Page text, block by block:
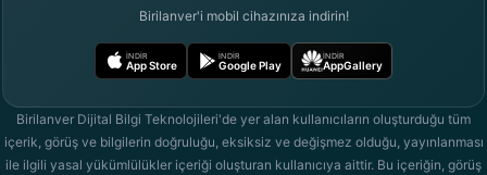
Birilanver'i mobil cihazınıza indirin!
İNDIR
App Store
İNDIR
Google Play
İNDIR
AppGallery
Birilanver Dijital Bilgi Teknolojileri'de yer alan kullanıcıların oluşturduğu tüm
içerik, görüş ve bilgilerin doğruluğu, eksiksiz ve değişmez olduğu, yayınlanması
ile ilgili yasal yükümlülükler içeriği oluşturan kullanıcıya aittir. Bu içeriğin, görüş